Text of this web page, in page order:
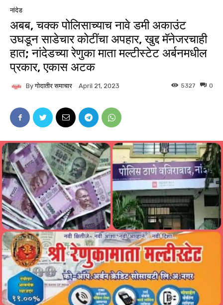
नांदेड
अबब, चक्क पोलिसाच्याच नावे डमी अकाउंट
उघडून साडेचार कोटींचा अपहार, खुद्द मॅनेजरचाही
हात; नांदेडच्या रेणुका माता मल्टीस्टेट अर्बनमधील
प्रकार, एकास अटक
By गोदातीर समाचार April 21, 2023 0
5327